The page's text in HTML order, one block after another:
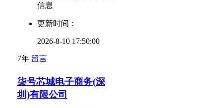
信息
更新时间：
2026-8-10 17:50:00
7年 留言
柒号芯城电子商务(深
圳)有限公司